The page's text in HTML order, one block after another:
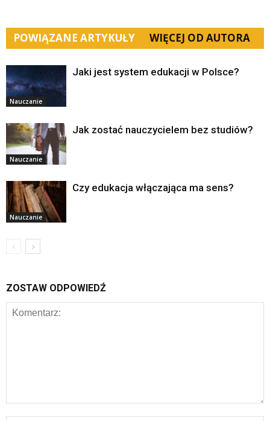
POWIĄZANE ARTYKUŁY WIĘCEJ OD AUTORA
Nauczanie
Jaki jest system edukacji w Polsce?
Nauczanie
Jak zostać nauczycielem bez studiów?
Nauczanie
Czy edukacja włączająca ma sens?
ZOSTAW ODPOWIEDŹ